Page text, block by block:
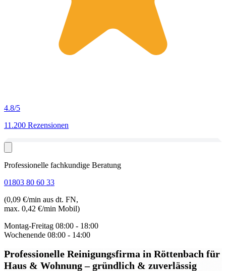
4.8/5
11.200 Rezensionen
Professionelle fachkundige Beratung
01803 80 60 33
(0,09 €/min aus dt. FN,
max. 0,42 €/min Mobil)
Montag-Freitag 08:00 - 18:00
Wochenende 08:00 - 14:00
Professionelle Reinigungsfirma in Röttenbach für
Haus & Wohnung – gründlich & zuverlässig